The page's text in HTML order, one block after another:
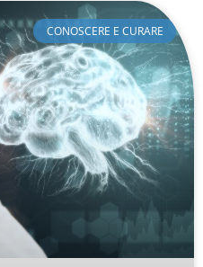
CONOSCERE E CURARE